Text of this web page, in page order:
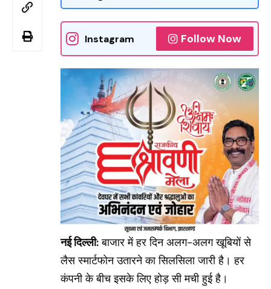
Instagram Follow Now
नई दिल्ली:बाजार में हर दिन अलग-अलग खूबियों से
लैसस्मार्टफोनउतारने का सिलसिला जारी है। हर
कंपनी के बीच इसके लिए होड़ सी मची हुई है।